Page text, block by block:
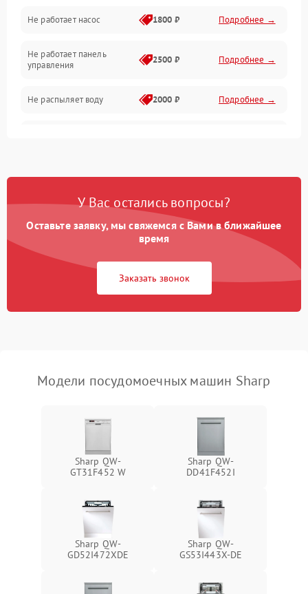
Вода
Гигиена
Программное обеспечение
Не работает насос 1800 ₽ Подробнее →
Не работает панель
управления
2500 ₽ Подробнее →
Не распыляет воду 2000 ₽ Подробнее →
Проблемы с набором
Не работает сушилка 2100 ₽ Подробнее →
Сбои в работе таймера 1700 ₽
У Вас остались вопросы?
Оставьте заявку, мы свяжемся с Вами в ближайшее
время
Заказать звонок
Модели посудомоечных машин Sharp
Sharp QW-
GT31F452 W
Sharp QW-
DD41F452I
Sharp QW-
GD52I472XDE
Sharp QW-
GS53I443X-DE